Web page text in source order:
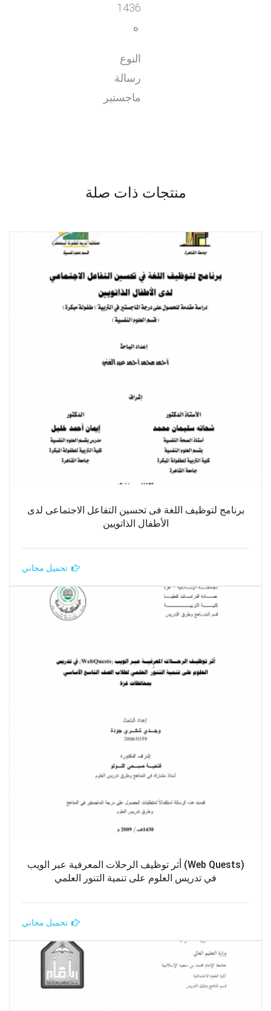
1436
ه
النوع
رسالة
ماجستير
منتجات ذات صلة
برنامج لتوظيف اللغة فى تحسين التفاعل الاجتماعى لدى
الأطفال الذاتويين
تحميل مجاني
(Web Quests) أثر توظيف الرحلات المعرفية عبر الويب
في تدريس العلوم على تنمية التنور العلمي
تحميل مجاني